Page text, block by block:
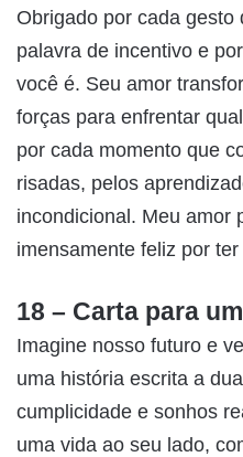
Obrigado por cada gesto
palavra de incentivo e
você é. Seu amor
forças para enfrentar
por cada momento que
risadas, pelos
incondicional. Meu amor
imensamente feliz por
18 – Carta para
Imagine nosso futuro e
uma história escrita a
cumplicidade e sonhos
uma vida ao seu lado,